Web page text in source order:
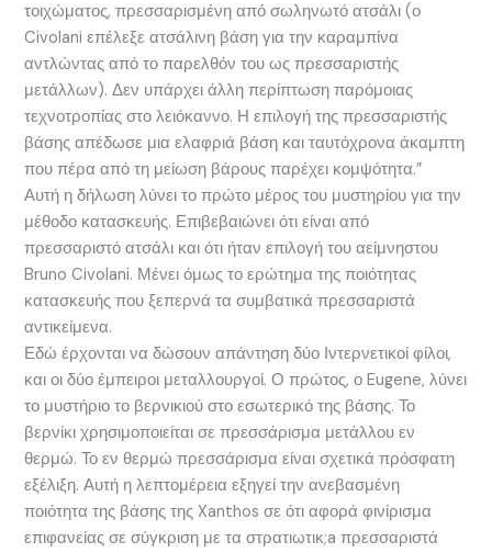
τοιχώματος, πρεσσαρισμένη από σωληνωτό ατσάλι (ο
Civolani επέλεξε ατσάλινη βάση για την καραμπίνα
αντλώντας από το παρελθόν του ως πρεσσαριστής
μετάλλων). Δεν υπάρχει άλλη περίπτωση παρόμοιας
τεχνοτροπίας στο λειόκαννο. Η επιλογή της πρεσσαριστής
βάσης απέδωσε μια ελαφριά βάση και ταυτόχρονα άκαμπτη
που πέρα από τη μείωση βάρους παρέχει κομψότητα.”
Αυτή η δήλωση λύνει το πρώτο μέρος του μυστηρίου για την
μέθοδο κατασκευής. Επιβεβαιώνει ότι είναι από
πρεσσαριστό ατσάλι και ότι ήταν επιλογή του αείμνηστου
Bruno Civolani. Μένει όμως το ερώτημα της ποιότητας
κατασκευής που ξεπερνά τα συμβατικά πρεσσαριστά
αντικείμενα.
Εδώ έρχονται να δώσουν απάντηση δύο Ιντερνετικοί φίλοι,
και οι δύο έμπειροι μεταλλουργοί. Ο πρώτος, ο Eugene, λύνει
το μυστήριο το βερνικιού στο εσωτερικό της βάσης. Το
βερνίκι χρησιμοποιείται σε πρεσσάρισμα μετάλλου εν
θερμώ. Το εν θερμώ πρεσσάρισμα είναι σχετικά πρόσφατη
εξέλιξη. Αυτή η λεπτομέρεια εξηγεί την ανεβασμένη
ποιότητα της βάσης της Xanthos σε ότι αφορά φινίρισμα
επιφανείας σε σύγκριση με τα στρατιωτικ;a πρεσσαριστά